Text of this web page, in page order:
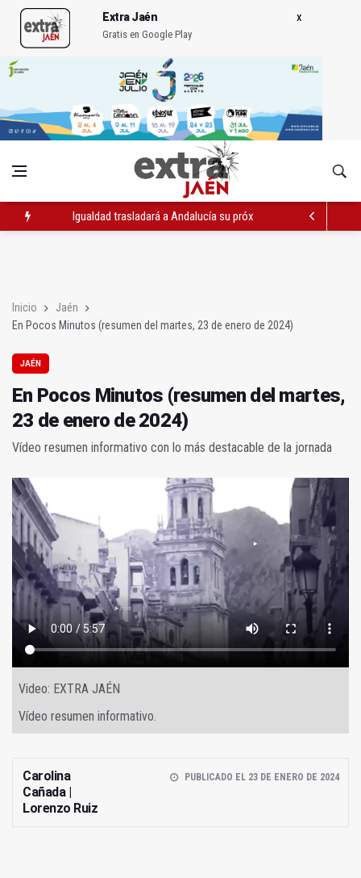
Extra Jaén
Gratis en Google Play
Igualdad trasladará a Andalucía su próximo comité de crisis
Inicio
Jaén
En Pocos Minutos (resumen del martes, 23 de enero de 2024)
JAÉN
En Pocos Minutos (resumen del martes,
23 de enero de 2024)
Vídeo resumen informativo con lo más destacable de la jornada
Video: EXTRA JAÉN
Vídeo resumen informativo.
Carolina
Cañada |
Lorenzo Ruiz
PUBLICADO EL 23 DE ENERO DE 2024